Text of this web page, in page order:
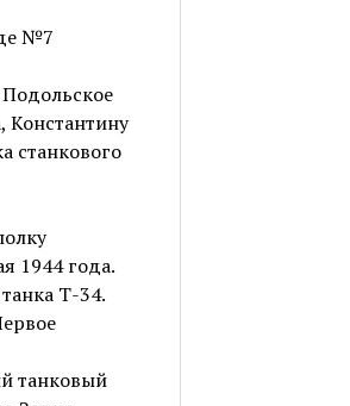
№7
Константину
станкового
1944 года.
Т-34.
танковый